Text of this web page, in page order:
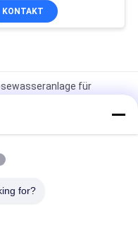
KONTAKT
für
for?